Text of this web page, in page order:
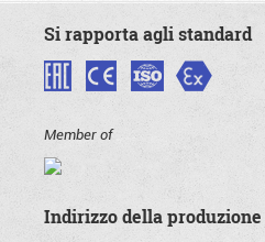
Si rapporta agli standard
Member of
Indirizzo della produzione